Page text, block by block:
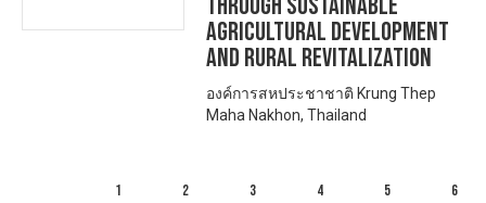
agricultural development
and rural revitalization
องค์การสหประชาชาติ Krung Thep
Maha Nakhon, Thailand
1 2 3 4 5 6